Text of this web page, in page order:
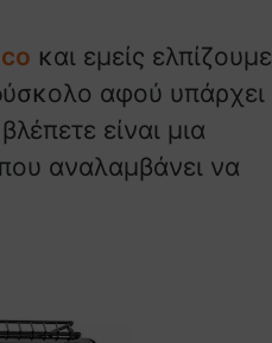
και εμείς ελπίζουμε
αφού υπάρχει
είναι μια
αναλαμβάνει να